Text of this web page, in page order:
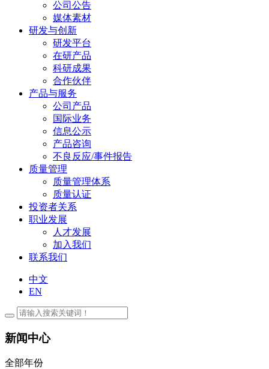
公司公告
媒体素材
研发与创新
研发平台
在研产品
科研成果
合作伙伴
产品与服务
公司产品
国际业务
信息公示
产品咨询
不良反应/事件报告
质量管理
质量管理体系
质量认证
投资者关系
职业发展
人才发展
加入我们
联系我们
中文
EN
新闻中心
全部年份